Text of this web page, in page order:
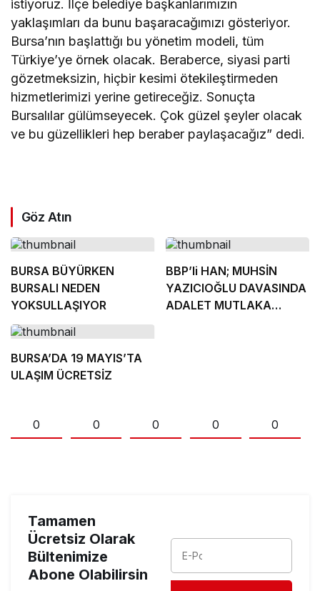
istiyoruz. İlçe belediye başkanlarımızın
yaklaşımları da bunu başaracağımızı gösteriyor.
Bursa’nın başlattığı bu yönetim modeli, tüm
Türkiye’ye örnek olacak. Beraberce, siyasi parti
gözetmeksizin, hiçbir kesimi ötekileştirmeden
hizmetlerimizi yerine getireceğiz. Sonuçta
Bursalılar gülümseyecek. Çok güzel şeyler olacak
ve bu güzellikleri hep beraber paylaşacağız” dedi.
Göz Atın
BURSA BÜYÜRKEN
BURSALI NEDEN
YOKSULLAŞIYOR
BBP’li HAN; MUHSİN
YAZICIOĞLU DAVASINDA
ADALET MUTLAKA
BURSA’DA 19 MAYIS’TA
ULAŞIM ÜCRETSİZ
0 0 0 0 0
Tamamen
Ücretsiz Olarak
Bültenimize
Abone Olabilirsin